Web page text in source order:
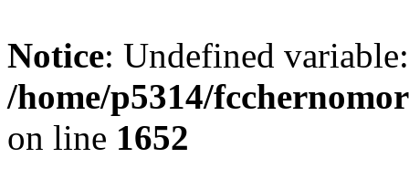
Notice: Undefined
/home/p5314/
on line 1652